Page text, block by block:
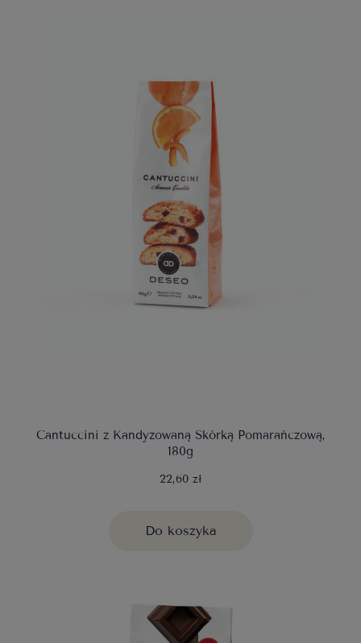
Cantuccini z Kandyzowaną Skórką Pomarańczową,
180g
22,60 zł
Do koszyka